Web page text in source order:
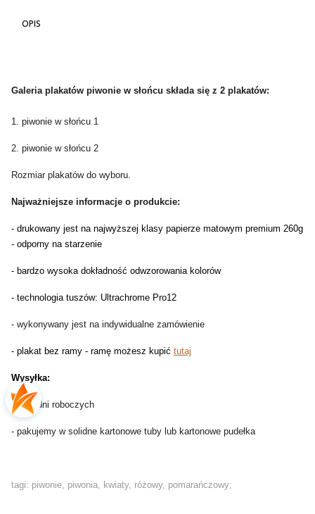
OPIS
Galeria plakatów piwonie w słońcu składa się z 2 plakatów:
1. piwonie w słońcu 1
2. piwonie w słońcu 2
Rozmiar plakatów do wyboru.
Najważniejsze informacje o produkcie:
- drukowany jest na najwyższej klasy papierze matowym premium 260g
- odporny na starzenie
- bardzo wysoka dokładność odwzorowania kolorów
- technologia tuszów: Ultrachrome Pro12
- wykonywany jest na indywidualne zamówienie
- plakat bez ramy - ramę możesz kupić tutaj
Wysyłka:
- do 2 dni roboczych
- pakujemy w solidne kartonowe tuby lub kartonowe pudełka
tagi: piwonie, piwonia, kwiaty, różowy, pomarańczowy;